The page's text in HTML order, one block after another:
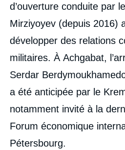
d’ouverture conduite par
Mirziyoyev (depuis 2016)
développer des relations
militaires. À Achgabat,
Serdar
a été anticipée par le
notamment invité à la
Forum économique
Pétersbourg.